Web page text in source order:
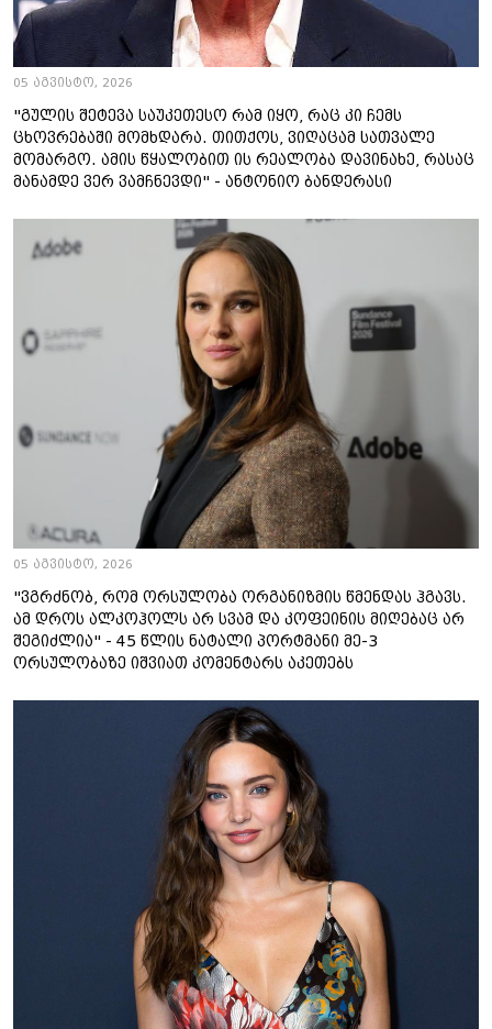
05 აგვისტო, 2026
"გულის შეტევა საუკეთესო რამ იყო, რაც კი ჩემს
ცხოვრებაში მომხდარა. თითქოს, ვიღაცამ სათვალე
მომარგო. ამის წყალობით ის რეალობა დავინახე, რასაც
მანამდე ვერ ვამჩნევდი" - ანტონიო ბანდერასი
05 აგვისტო, 2026
"ვგრძნობ, რომ ორსულობა ორგანიზმის წმენდას ჰგავს.
ამ დროს ალკოჰოლს არ სვამ და კოფეინის მიღებაც არ
შეგიძლია" - 45 წლის ნატალი პორტმანი მე-3
ორსულობაზე იშვიათ კომენტარს აკეთებს